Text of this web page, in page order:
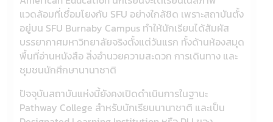
แวดล้อมที่เชื่อมโยงกับ SFU อย่างใกล้ชิด เพราะสถาบันตั้ง
อยู่บน SFU Burnaby Campus ทำให้นักเรียนได้สัมผัส
บรรยากาศมหาวิทยาลัยจริงตั้งแต่วันแรก ทั้งด้านห้องสมุด
พื้นที่อ่านหนังสือ สิ่งอำนวยความสะดวก การเดินทาง และ
ชุมชนนักศึกษานานาชาติ
ปัจจุบันสถาบันแห่งนี้ยังคงเปิดดำเนินการในฐานะ
Pathway College สำหรับนักเรียนนานาชาติ และเป็น